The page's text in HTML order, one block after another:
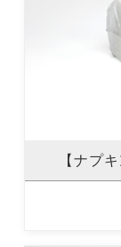
【ナプ